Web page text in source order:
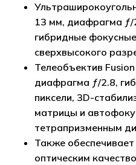
13 мм, диафрагма ƒ/
гибридные
сверхвысокого
Телеобъектив
диафрагма ƒ/2.8,
пиксели, 3D-
матрицы и
тетрапризменным
Также
оптическим